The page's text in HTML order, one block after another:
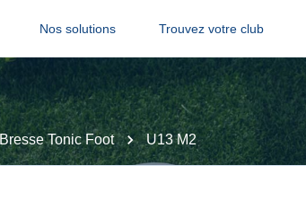
Nos solutions Trouvez votre club
Bresse Tonic Foot U13 M2